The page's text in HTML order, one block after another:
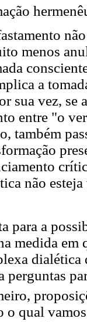
menos
a
sua vez, se
entre "o
também
não
para a
medida em
dialética
perguntas
o qual